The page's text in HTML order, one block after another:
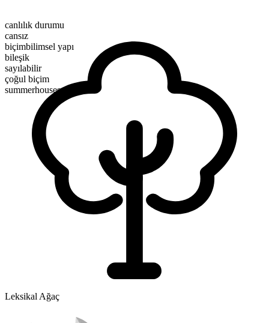
canlılık durumu
cansız
biçimbilimsel yapı
bileşik
sayılabilir
çoğul biçim
summerhouses
Leksikal Ağaç